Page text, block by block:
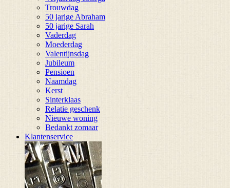
Trouwdag
50 jarige Abraham
50 jarige Sarah
Vaderdag
Moederdag
Valentijnsdag
Jubileum
Pensioen
Naamdag
Kerst
Sinterklaas
Relatie geschenk
Nieuwe woning
Bedankt zomaar
Klantenservice